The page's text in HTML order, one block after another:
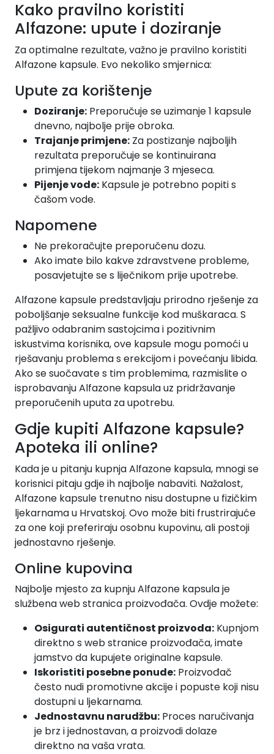
Kako pravilno koristiti
Alfazone: upute i doziranje
Za optimalne rezultate, važno je pravilno koristiti
Alfazone kapsule. Evo nekoliko smjernica:
Upute za korištenje
Doziranje: Preporučuje se uzimanje 1 kapsule
dnevno, najbolje prije obroka.
Trajanje primjene: Za postizanje najboljih
rezultata preporučuje se kontinuirana
primjena tijekom najmanje 3 mjeseca.
Pijenje vode: Kapsule je potrebno popiti s
čašom vode.
Napomene
Ne prekoračujte preporučenu dozu.
Ako imate bilo kakve zdravstvene probleme,
posavjetujte se s liječnikom prije upotrebe.
Alfazone kapsule predstavljaju prirodno rješenje za
poboljšanje seksualne funkcije kod muškaraca. S
pažljivo odabranim sastojcima i pozitivnim
iskustvima korisnika, ove kapsule mogu pomoći u
rješavanju problema s erekcijom i povećanju libida.
Ako se suočavate s tim problemima, razmislite o
isprobavanju Alfazone kapsula uz pridržavanje
preporučenih uputa za upotrebu.
Gdje kupiti Alfazone kapsule?
Apoteka ili online?
Kada je u pitanju kupnja Alfazone kapsula, mnogi se
korisnici pitaju gdje ih najbolje nabaviti. Nažalost,
Alfazone kapsule trenutno nisu dostupne u fizičkim
ljekarnama u Hrvatskoj. Ovo može biti frustrirajuće
za one koji preferiraju osobnu kupovinu, ali postoji
jednostavno rješenje.
Online kupovina
Najbolje mjesto za kupnju Alfazone kapsula je
službena web stranica proizvođača. Ovdje možete:
Osigurati autentičnost proizvoda: Kupnjom
direktno s web stranice proizvođača, imate
jamstvo da kupujete originalne kapsule.
Iskoristiti posebne ponude: Proizvođač
često nudi promotivne akcije i popuste koji nisu
dostupni u ljekarnama.
Jednostavnu narudžbu: Proces naručivanja
je brz i jednostavan, a proizvodi dolaze
direktno na vaša vrata.